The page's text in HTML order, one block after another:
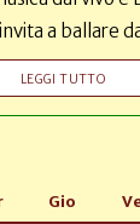
a ballare
LEGGI TUTTO
Gio